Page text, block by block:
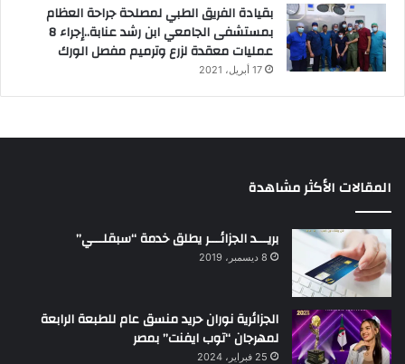
بقيادة الفريق الطبي لمصلحة جراحة العظام
بمستشفى الجامعي ابن رشد عنابة..إجراء 8
عمليات معقدة لزرع وترميم مفصل الورك
17 أبريل، 2021
المقالات الأكثر مشاهدة
بريـــد الجزائـــر يطلق خدمة “سبقلـــي”
8 ديسمبر، 2019
الجزائرية نوران حريد منسق عام للطبعة الرابعة
لمهرجان “توب ايفنت” بمصر
25 فبراير، 2024